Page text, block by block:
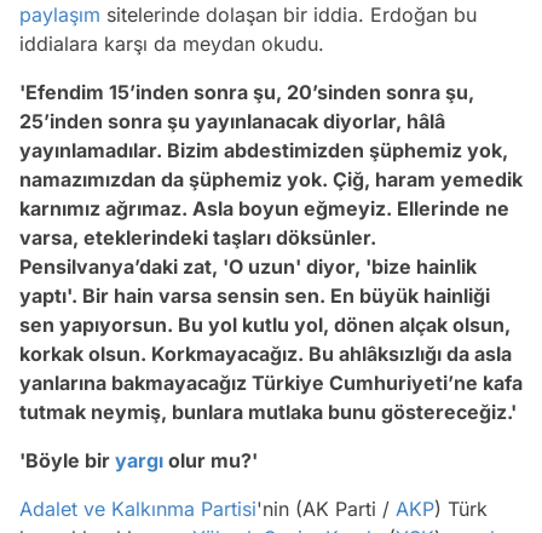
paylaşım sitelerinde dolaşan bir iddia. Erdoğan bu
iddialara karşı da meydan okudu.
'Efendim 15’inden sonra şu, 20’sinden sonra şu,
25’inden sonra şu yayınlanacak diyorlar, hâlâ
yayınlamadılar. Bizim abdestimizden şüphemiz yok,
namazımızdan da şüphemiz yok. Çiğ, haram yemedik
karnımız ağrımaz. Asla boyun eğmeyiz. Ellerinde ne
varsa, eteklerindeki taşları döksünler.
Pensilvanya’daki zat, 'O uzun' diyor, 'bize hainlik
yaptı'. Bir hain varsa sensin sen. En büyük hainliği
sen yapıyorsun. Bu yol kutlu yol, dönen alçak olsun,
korkak olsun. Korkmayacağız. Bu ahlâksızlığı da asla
yanlarına bakmayacağız Türkiye Cumhuriyeti’ne kafa
tutmak neymiş, bunlara mutlaka bunu göstereceğiz.'
'Böyle bir yargı olur mu?'
Adalet ve Kalkınma Partisi'nin (AK Parti / AKP) Türk